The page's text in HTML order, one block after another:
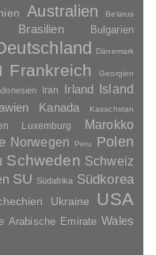
Australien Belarus
Brasilien Bulgarien
Dänemark
Frankreich
Georgien
Iran Irland
Island
Kanada Kasachstan
Luxemburg Marokko
Norwegen Peru
Polen
Schweden Schweiz
SU Südafrika Südkorea
Ukraine USA
Arabische Emirate Wales